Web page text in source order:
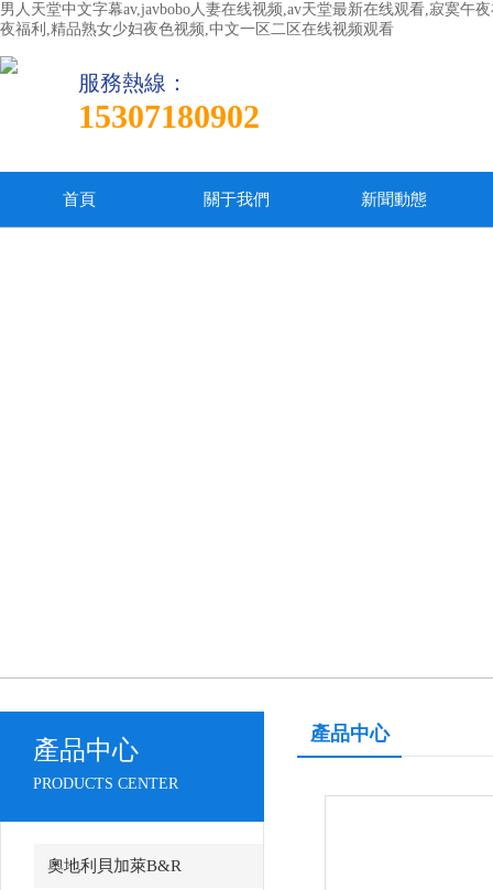
男人天堂中文字幕av,javbobo人妻在线视频,av天堂最新在线观看,寂寞
夜福利,精品熟女少妇夜色视频,中文一区二区在线视频观看
服務熱線：
15307180902
首頁 關于我們 新聞動態
產品中心
PRODUCTS CENTER
奧地利貝加萊B&R
產品中心